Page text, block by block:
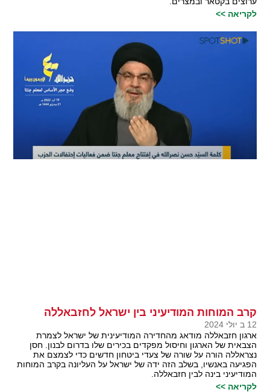
לקריאה >>
קרב המוחות המודיעיני בין ישראל לחזבאללה
12 ב יולי 2024
ארגון חזבאללה מודאג מהחדירה המודיעינית של ישראל לצמרת
הצבאית של הארגון וחיסול מפקדים בכירים שלו בדרום לבנון. חסן
נצראללה הורה על שורה של צעדי ביטחון חדשים כדי לצמצם את
הפגיעה באנשיו, בשלב הזה ידה של ישראל על העליונה בקרב המוחות
המודיעיני בינה לבין חזבאללה.
לקריאה >>